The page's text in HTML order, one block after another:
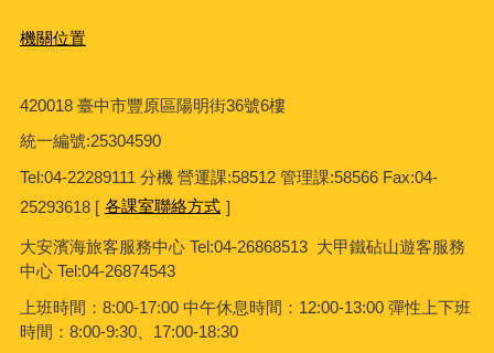
機關位置
420018 臺中市豐原區陽明街36號6樓
統一編號:25304590
Tel:04-22289111 分機 營運課:58512 管理課:58566 Fax:04-
25293618 [ 各課室聯絡方式 ]
大安濱海旅客服務中心 Tel:04-26868513 大甲鐵砧山遊客服務
中心 Tel:04-26874543
上班時間：8:00-17:00 中午休息時間：12:00-13:00 彈性上下班
時間：8:00-9:30、17:00-18:30